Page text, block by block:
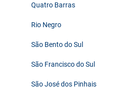
Quatro Barras
Rio Negro
São Bento do Sul
São Francisco do Sul
São José dos Pinhais